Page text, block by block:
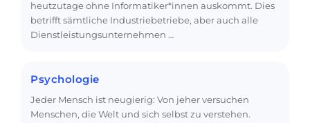
heutzutage ohne Informatiker*innen auskommt. Dies
betrifft sämtliche Industriebetriebe, aber auch alle
Dienstleistungsunternehmen …
Psychologie
Jeder Mensch ist neugierig: Von jeher versuchen
Menschen, die Welt und sich selbst zu verstehen.